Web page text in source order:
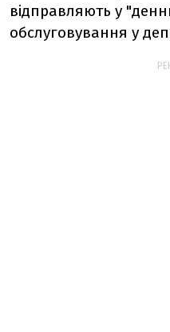
відправляють у
обслуговування у